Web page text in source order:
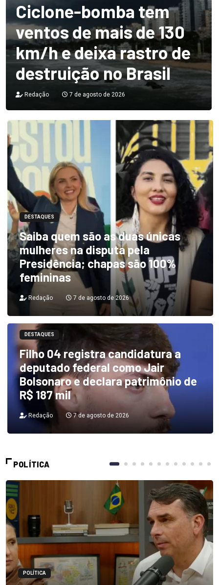
Ciclone-bomba tem
ventos de mais de 130
km/h e deixa rastro de
destruição no Brasil
Redação 7 de agosto de 2026
DESTAQUES
Saiba quem são as duas únicas
mulheres na disputa pela
Presidência; chapas são 100%
femininas
Redação 7 de agosto de 2026
DESTAQUES
Filho 04 registra candidatura a
deputado federal como Jair
Bolsonaro e declara patrimônio de
R$ 187 mil
Redação 7 de agosto de 2026
POLÍTICA
POLÍTICA